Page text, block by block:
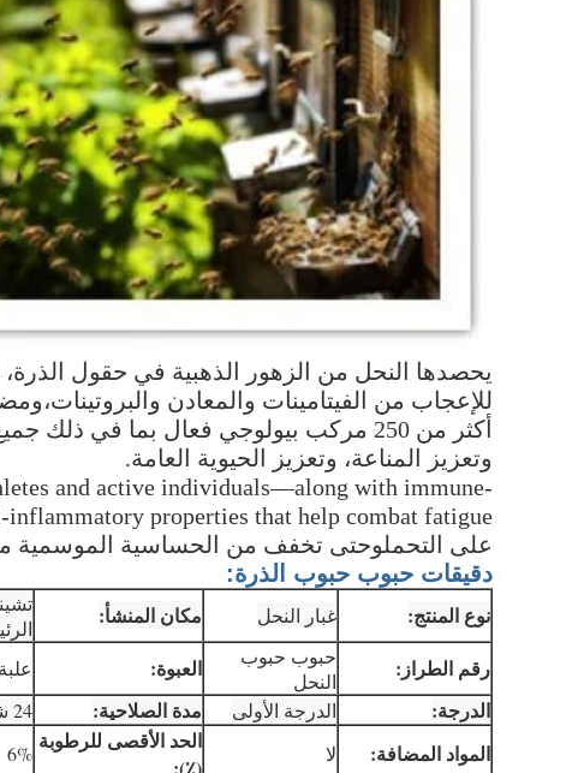
يحصدها النحل من الزهور الذهبية في حقول
أكثر من 250 مركب بيولوجي فعال بما في
وتعزيز المناعة، وتعزيز الحيوية العامة.
and active individuals—along with immune-
على التحملوحتى تخفف من الحساسية الموسمية
دقيقات حبوب حبوب الذرة:
نوع المنتج: غبار النحل مكان المنشأ:
رقم الطراز:
حبوب حبوب
النحل
العبوة: علبة
الدرجة: الدرجة الأولى مدة الصلاحية: 24 شهرا
المواد المضافة: لا
الحد الأقصى للرطوبة 6%